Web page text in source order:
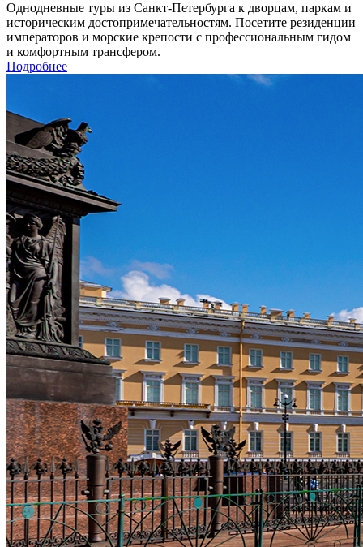
Однодневные туры из Санкт-Петербурга к дворцам, паркам и
историческим достопримечательностям. Посетите резиденции
императоров и морские крепости с профессиональным гидом
и комфортным трансфером.
Подробнее